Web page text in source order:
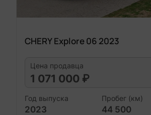
CHERY Explore 06 2023
Цена продавца
1 071 000 ₽
Год выпуска
2023
Пробег (км)
44 500